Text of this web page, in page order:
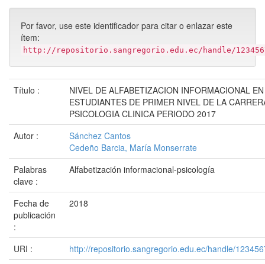
Por favor, use este identificador para citar o enlazar este
ítem:
http://repositorio.sangregorio.edu.ec/handle/
Título :
NIVEL DE ALFABETIZACION INFORMACIONAL
ESTUDIANTES DE PRIMER NIVEL DE LA
PSICOLOGIA CLINICA PERIODO 2017
Autor :
Sánchez Cantos
Cedeño Barcia, María Monserrate
Palabras
clave :
Alfabetización informacional-psicología
Fecha de
publicación
:
2018
URI :
http://repositorio.sangregorio.edu.ec/handle/